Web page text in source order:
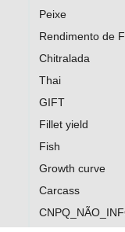
Peixe
Rendimento de
Chitralada
Thai
GIFT
Fillet yield
Fish
Growth curve
Carcass